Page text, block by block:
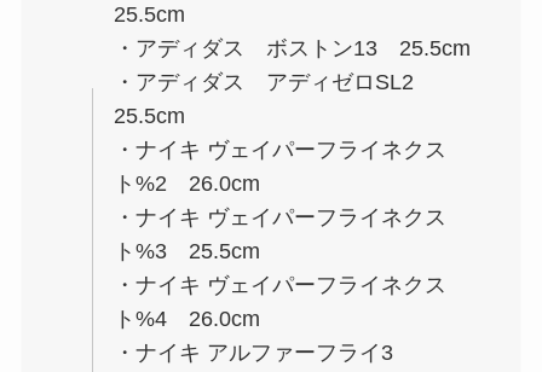
25.5cm
・アディダス ボストン13 25.5cm
・アディダス アディゼロSL2
25.5cm
・ナイキ ヴェイパーフライネクス
ト%2 26.0cm
・ナイキ ヴェイパーフライネクス
ト%3 25.5cm
・ナイキ ヴェイパーフライネクス
ト%4 26.0cm
・ナイキ アルファーフライ3